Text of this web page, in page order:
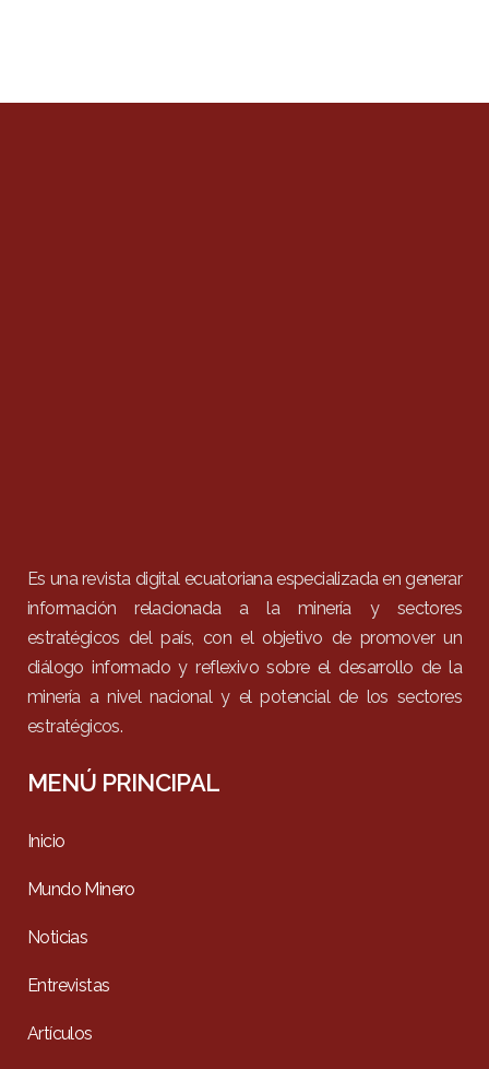
Es una revista digital ecuatoriana especializada en generar
información relacionada a la minería y sectores
estratégicos del país, con el objetivo de promover un
diálogo informado y reflexivo sobre el desarrollo de la
minería a nivel nacional y el potencial de los sectores
estratégicos.
MENÚ PRINCIPAL
Inicio
Mundo Minero
Noticias
Entrevistas
Artículos